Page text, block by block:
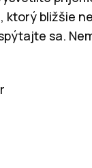
ktorý bližšie
sa.